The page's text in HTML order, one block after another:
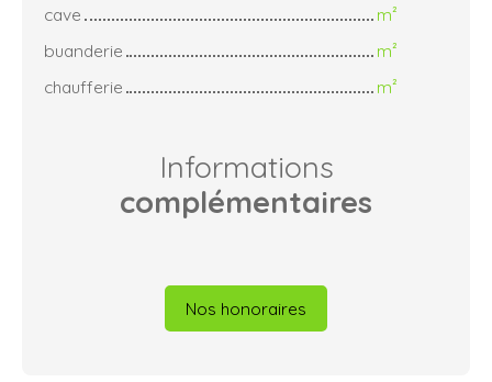
cave
m²
buanderie
m²
chaufferie
m²
Informations
complémentaires
Nos honoraires